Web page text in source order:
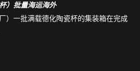
）批量海运海外
）一批满载德化陶瓷杯的集装箱在完成